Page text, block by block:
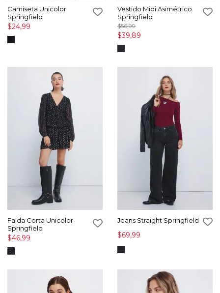
Camiseta Unicolor
Springfield
$24,99
Vestido Midi Asimétrico
Springfield
$56,99
$39,89
Falda Corta Unicolor
Springfield
$46,99
Jeans Straight Springfield
$69,99